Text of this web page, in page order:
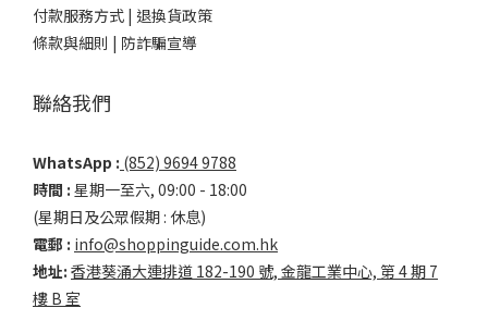
付款服務方式 | 退換貨政策
條款與細則 | 防詐騙宣導
聯絡我們
WhatsApp : (852) 9694 9788
時間 : 星期一至六, 09:00 - 18:00
(星期日及公眾假期 : 休息)
電郵 : info@shoppinguide.com.hk
地址: 香港葵涌大連排道 182-190 號, 金龍工業中心, 第 4 期 7
樓 B 室